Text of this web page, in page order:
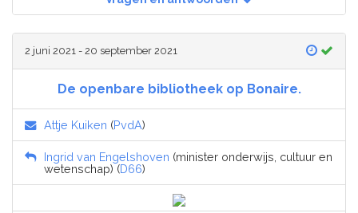
2 juni 2021 - 20 september 2021
De openbare bibliotheek op Bonaire.
Attje Kuiken (PvdA)
Ingrid van Engelshoven (minister onderwijs, cultuur en
wetenschap) (D66)